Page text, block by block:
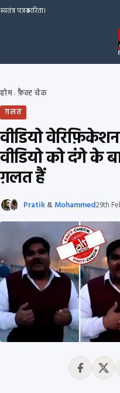
Skip to content
स्वतंत्र पत्रकारिता।
होम› फ़ैक्ट चेक
ग़लत
वीडियो
वीडियो को दंगे के
ग़लत हैं
Pratik& Mohammed29th